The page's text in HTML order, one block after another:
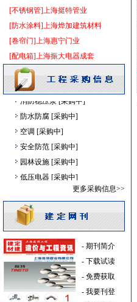
[不锈钢管]上海挺特管业
[防水涂料]上海烨加建筑材料
[卷帘门]上海惠宁门业
[配电箱]上海振大电器成套
低压电器 [采购中]
防水防腐 [采购中]
钢质防火门 [采购中]
外墙装饰 [采购中]
火灾自动报警系统 [采购中]
防火阀
[采购中]
消防稳压泵 [采购中]
防水防腐 [采购中]
空调 [采购中]
安全防范 [采购中]
园林设施 [采购中]
低压电器 [采购中]
[采购中]
吸顶灯 [采购中]
电气控制开关 [采购中]
石材木材 [采购中]
给排水系统 [采购中]
水泵 [采购中]
防火隔热 [采购中]
铝扣版 [采购中]
更多采购信息>>
- 期刊简介
- 下载试读
- 免费获取
- 我要刊登